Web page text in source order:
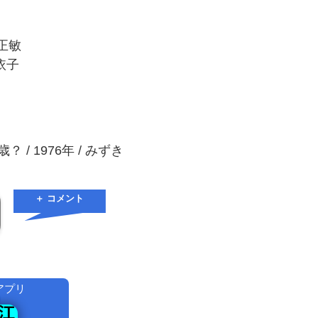
敏
子
？ / 1976年 / みずき
＋ コメント
プリ